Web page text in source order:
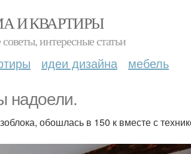
И КВАРТИРЫ
интересные статьи
идеи дизайна мебель
надоели.
обошлась в 150 к вместе с